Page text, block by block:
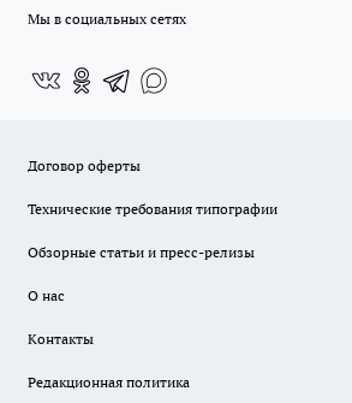
Мы в социальных сетях
Договор оферты
Технические требования типографии
Обзорные статьи и пресс-релизы
О нас
Контакты
Редакционная политика